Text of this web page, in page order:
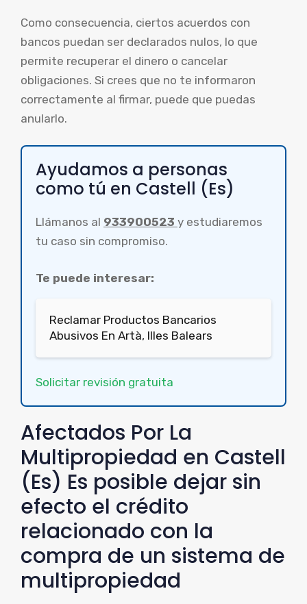
Como consecuencia, ciertos acuerdos con
bancos puedan ser declarados nulos, lo que
permite recuperar el dinero o cancelar
obligaciones. Si crees que no te informaron
correctamente al firmar, puede que puedas
anularlo.
Ayudamos a personas
como tú en Castell (Es)
Llámanos al 933900523 y estudiaremos
tu caso sin compromiso.
Te puede interesar:
Reclamar Productos Bancarios
Abusivos En Artà, Illes Balears
Solicitar revisión gratuita
Afectados Por La
Multipropiedad en Castell
(Es) Es posible dejar sin
efecto el crédito
relacionado con la
compra de un sistema de
multipropiedad